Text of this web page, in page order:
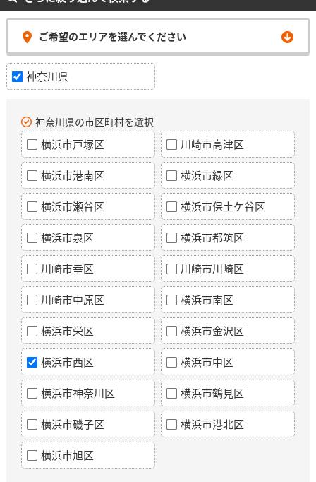
ご希望のエリアを選んでください
神奈川県
神奈川県の市区町村を選択
横浜市戸塚区 川崎市高津区
横浜市港南区 横浜市緑区
横浜市瀬谷区 横浜市保土ケ谷区
横浜市泉区 横浜市都筑区
川崎市幸区 川崎市川崎区
川崎市中原区 横浜市南区
横浜市栄区 横浜市金沢区
横浜市西区 横浜市中区
横浜市神奈川区 横浜市鶴見区
横浜市磯子区 横浜市港北区
横浜市旭区